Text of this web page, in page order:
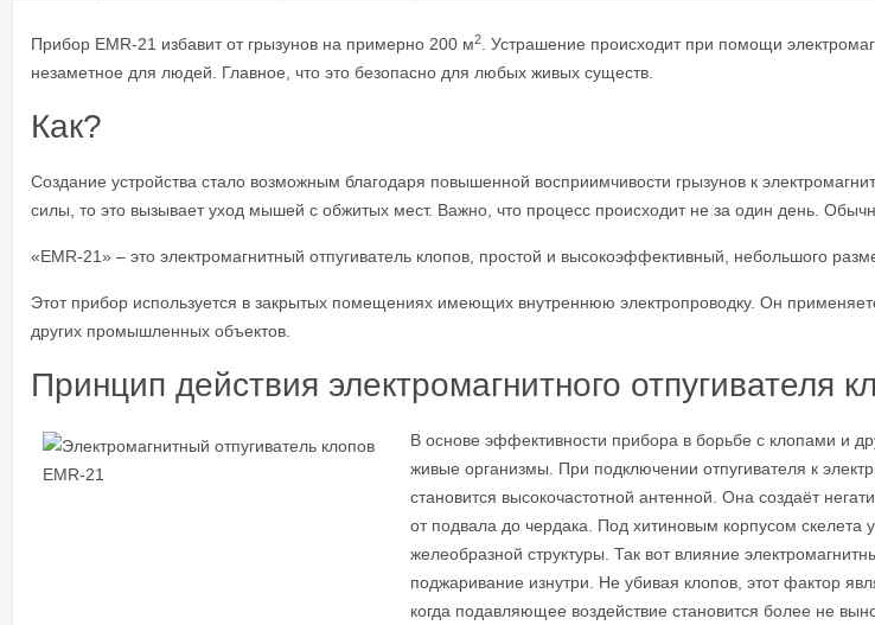
Прибор EMR-21 избавит от грызунов на примерно 200 м2
. Устрашение происходит при помощи
незаметное для людей. Главное, что это безопасно для любых живых существ.
Как?
Создание устройства стало возможным благодаря повышенной восприимчивости грызунов к
силы, то это вызывает уход мышей с обжитых мест. Важно, что процесс происходит не за один день.
«EMR-21» – это электромагнитный отпугиватель клопов, простой и высокоэффективный, небольшого
Этот прибор используется в закрытых помещениях имеющих внутреннюю электропроводку. Он
других промышленных объектов.
Принцип действия электромагнитного отпугивателя
В основе эффективности прибора в борьбе с клопами и
живые организмы. При подключении отпугивателя к
становится высокочастотной антенной. Она создаёт
от подвала до чердака. Под хитиновым корпусом
желеобразной структуры. Так вот влияние
поджаривание изнутри. Не убивая клопов, этот фактор
когда подавляющее воздействие становится более не